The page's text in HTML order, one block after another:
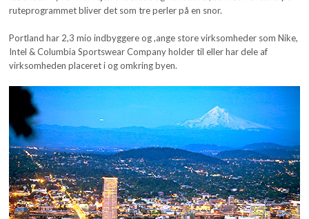
ruteprogrammet bliver det som tre perler på en snor.
Portland har 2,3 mio indbyggere og ,ange store virksomheder som Nike,
Intel & Columbia Sportswear Company holder til eller har dele af
virksomheden placeret i og omkring byen.